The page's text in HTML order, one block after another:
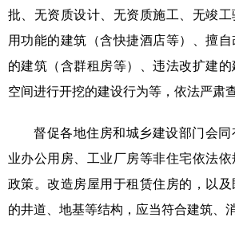
批、无资质设计、无资质施工、无竣
用功能的建筑（含快捷酒店等）、擅
的建筑（含群租房等）、违法改扩建
空间进行开挖的建设行为等，依法严肃查
督促各地住房和城乡建设部门会
业办公用房、工业厂房等非住宅依法
政策。改造房屋用于租赁住房的，以
的井道、地基等结构，应当符合建筑、